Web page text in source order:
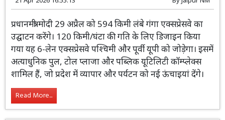
Read More...
भारत Top-News
गंगा एक्सप्रेसवे उद्घाटन : 29 अप्रैल को पीएम मोदी देंगे देश को
सौगात, 6-7 घंटे में सिमटेगा मेरठ-प्रयागराज सफर
21 Apr 2026 16:55:13